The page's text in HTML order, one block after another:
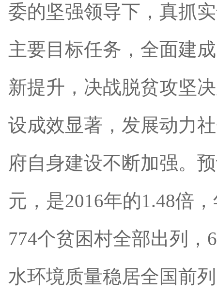
委的坚强领导下，真抓
主要目标任务，全面建
新提升，决战脱贫攻坚
设成效显著，发展动力
府自身建设不断加强。
元，是2016年的1.48倍
774个贫困村全部出列，
水环境质量稳居全国前